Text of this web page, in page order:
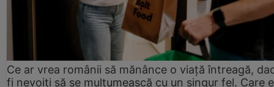
Ce ar vrea românii să mănânce o viață întreagă,
fi nevoiți să se mulțumească cu un singur fel. Care e